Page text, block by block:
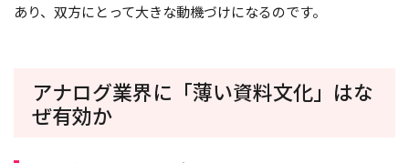
あり、双方にとって大きな動機づけになるのです。
アナログ業界に「薄い資料文化」はな
ぜ有効か